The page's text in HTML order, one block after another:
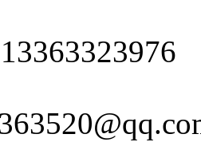
13363323976